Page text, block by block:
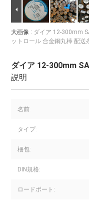
大画像 : ダイア 12-300mm
ットロール 合金鋼丸棒 配送
ダイア 12-300mm
説明
名前:
タイプ:
梱包:
DIN規格:
ロードポート: